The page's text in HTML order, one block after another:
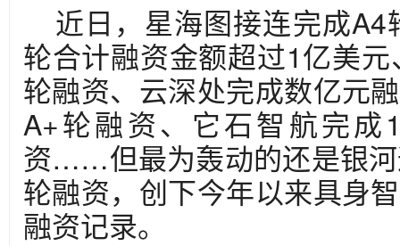
近日，星海图接连完成
轮合计融资金额超过1亿美
轮融资、云深处完成数亿元
A+轮融资、它石智航完成
资……但最为轰动的还是银
轮融资，创下今年以来具身
融资记录。